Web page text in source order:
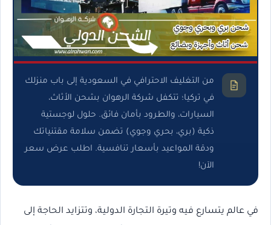
من التغليف الاحترافي في السعودية إلى باب منزلك
في تركيا؛ تتكفل شركة الرهوان بشحن الأثاث،
السيارات، والطرود بأمان فائق. حلول لوجستية
ذكية (بري، بحري وجوي) تضمن سلامة مقتنياتك
ودقة المواعيد بأسعار تنافسية. اطلب عرض سعر
الآن!
في عالم يتسارع فيه وتيرة التجارة الدولية، وتتزايد الحاجة إلى